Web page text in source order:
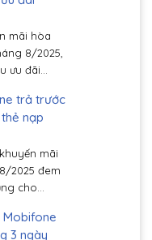
mãi hòa
8/2025,
ưu đãi...
trả trước
nạp
mãi
2025 đem
cho...
Mobifone
3 ngày